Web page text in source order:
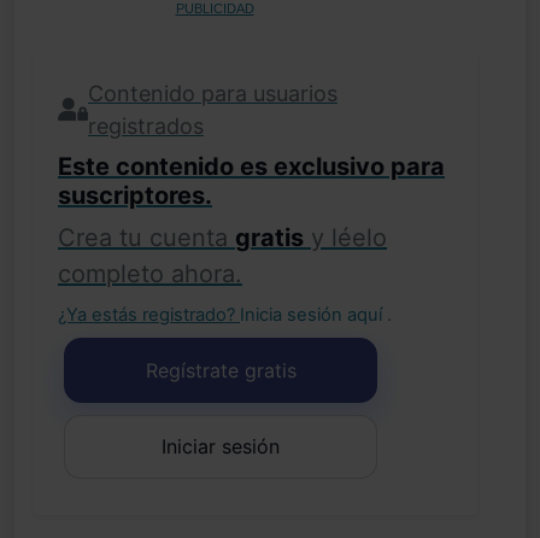
PUBLICIDAD
Contenido para usuarios
registrados
Este contenido es exclusivo para
suscriptores.
Crea tu cuenta gratis y léelo
completo ahora.
¿Ya estás registrado? Inicia sesión aquí .
Regístrate gratis
Iniciar sesión